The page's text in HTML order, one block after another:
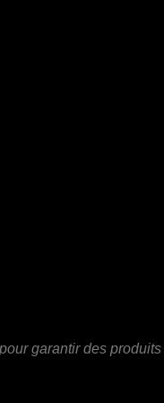
garantir des produits